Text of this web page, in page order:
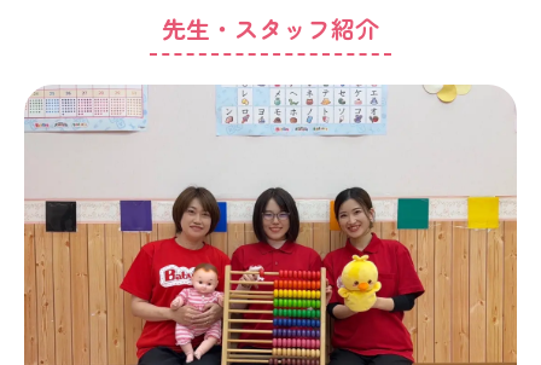
先生・スタッフ紹介